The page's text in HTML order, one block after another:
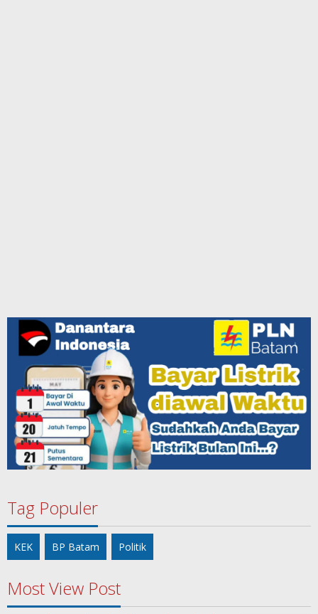
Tag Populer
KEK BP Batam Politik
Most View Post